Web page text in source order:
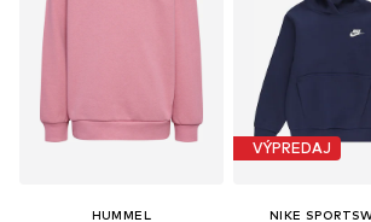
HUMMEL
VÝPREDAJ
NIKE